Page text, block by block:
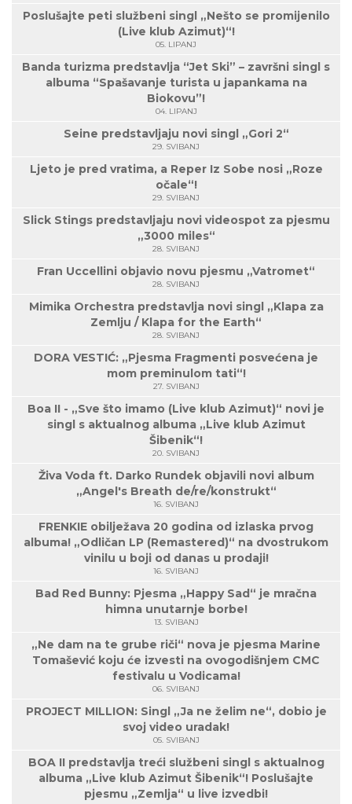
Poslušajte peti službeni singl „Nešto se promijenilo
(Live klub Azimut)“!
05. LIPANJ
Banda turizma predstavlja “Jet Ski” – završni singl s
albuma “Spašavanje turista u japankama na
Biokovu”!
04. LIPANJ
Seine predstavljaju novi singl „Gori 2“
29. SVIBANJ
Ljeto je pred vratima, a Reper Iz Sobe nosi „Roze
očale“!
29. SVIBANJ
Slick Stings predstavljaju novi videospot za pjesmu
„3000 miles“
28. SVIBANJ
Fran Uccellini objavio novu pjesmu „Vatromet“
28. SVIBANJ
Mimika Orchestra predstavlja novi singl „Klapa za
Zemlju / Klapa for the Earth“
28. SVIBANJ
DORA VESTIĆ: „Pjesma Fragmenti posvećena je
mom preminulom tati“!
27. SVIBANJ
Boa II - „Sve što imamo (Live klub Azimut)“ novi je
singl s aktualnog albuma „Live klub Azimut
Šibenik“!
20. SVIBANJ
Živa Voda ft. Darko Rundek objavili novi album
„Angel's Breath de/re/konstrukt“
16. SVIBANJ
FRENKIE obilježava 20 godina od izlaska prvog
albuma! „Odličan LP (Remastered)“ na dvostrukom
vinilu u boji od danas u prodaji!
16. SVIBANJ
Bad Red Bunny: Pjesma „Happy Sad“ je mračna
himna unutarnje borbe!
13. SVIBANJ
„Ne dam na te grube riči“ nova je pjesma Marine
Tomašević koju će izvesti na ovogodišnjem CMC
festivalu u Vodicama!
06. SVIBANJ
PROJECT MILLION: Singl „Ja ne želim ne“, dobio je
svoj video uradak!
05. SVIBANJ
BOA II predstavlja treći službeni singl s aktualnog
albuma „Live klub Azimut Šibenik“! Poslušajte
pjesmu „Zemlja“ u live izvedbi!